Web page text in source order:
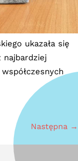
ukazała się
najbardziej
Następna →